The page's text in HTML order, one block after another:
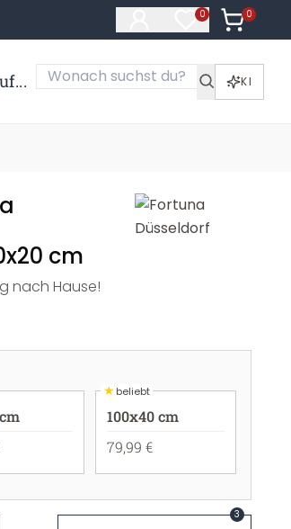
0
Artikel im
0
Artikel
KI
cm
nach Hause!
★beliebt
100x40 cm
79,99 €
3